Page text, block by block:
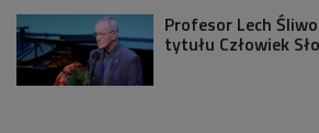
Profesor Lech
tytułu Człowiek